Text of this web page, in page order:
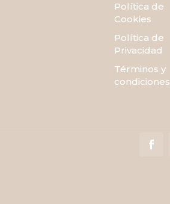
Política de
Cookies
Política de
Privacidad
Términos y
condiciones